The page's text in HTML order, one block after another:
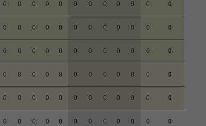
0 0 0 0 0 0 0 0 0 0 0 0
0 0 0 0 0 0 0 0 0 0 0 0
0 0 0 0 0 0 0 0 0 0 0 0
0 0 0 0 0 0 0 0 0 0 0 0
0 0 0 0 0 0 0 0 0 0 0 0
0 0 0 0 0 0 0 0 0 0 0 0